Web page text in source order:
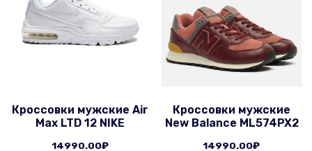
Кроссовки мужские Air
Max LTD 12 NIKE
14990.00₽
Кроссовки мужские
New Balance ML574PX2
14990.00₽